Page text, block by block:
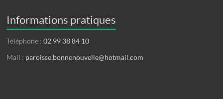
Informations pratiques
Téléphone :02 99 38 84 10
Mail : paroisse.bonnenouvelle@hotmail.com